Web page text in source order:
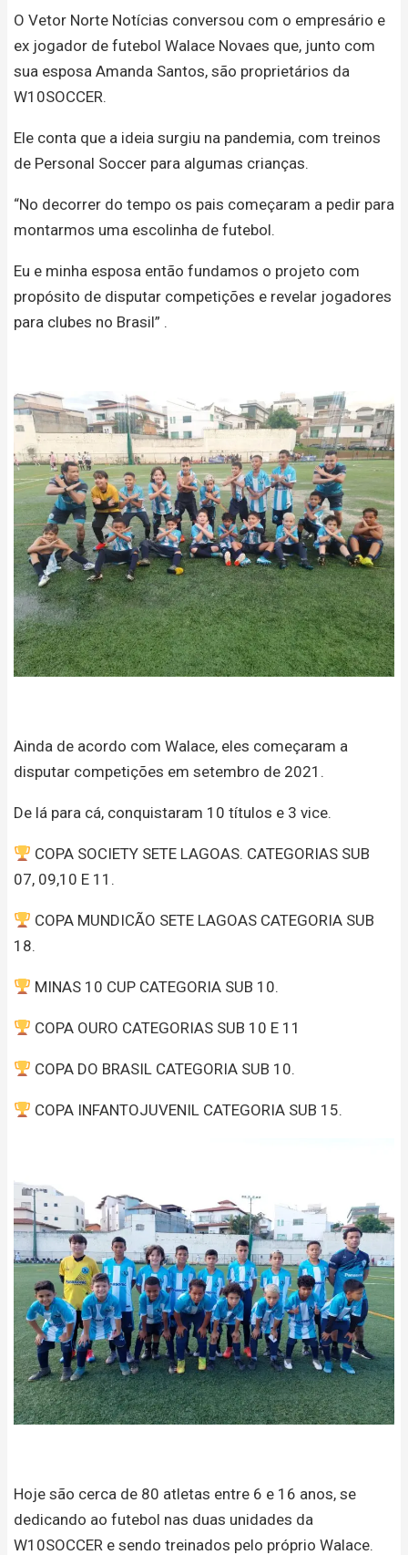
O Vetor Norte Notícias conversou com o empresário e
ex jogador de futebol Walace Novaes que, junto com
sua esposa Amanda Santos, são proprietários da
W10SOCCER.
Ele conta que a ideia surgiu na pandemia, com treinos
de Personal Soccer para algumas crianças.
“No decorrer do tempo os pais começaram a pedir para
montarmos uma escolinha de futebol.
Eu e minha esposa então fundamos o projeto com
propósito de disputar competições e revelar jogadores
para clubes no Brasil” .
Ainda de acordo com Walace, eles começaram a
disputar competições em setembro de 2021.
De lá para cá, conquistaram 10 títulos e 3 vice.
COPA SOCIETY SETE LAGOAS. CATEGORIAS SUB
07, 09,10 E 11.
COPA MUNDICÃO SETE LAGOAS CATEGORIA SUB
18.
MINAS 10 CUP CATEGORIA SUB 10.
COPA OURO CATEGORIAS SUB 10 E 11
COPA DO BRASIL CATEGORIA SUB 10.
COPA INFANTOJUVENIL CATEGORIA SUB 15.
Hoje são cerca de 80 atletas entre 6 e 16 anos, se
dedicando ao futebol nas duas unidades da
W10SOCCER e sendo treinados pelo próprio Walace.